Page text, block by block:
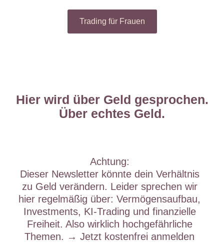
Trading für Frauen
Hier wird über Geld gesprochen.
Über echtes Geld.
Achtung:
Dieser Newsletter könnte dein Verhältnis
zu Geld verändern. Leider sprechen wir
hier regelmäßig über: Vermögensaufbau,
Investments, KI-Trading und finanzielle
Freiheit. Also wirklich hochgefährliche
Themen. → Jetzt kostenfrei anmelden